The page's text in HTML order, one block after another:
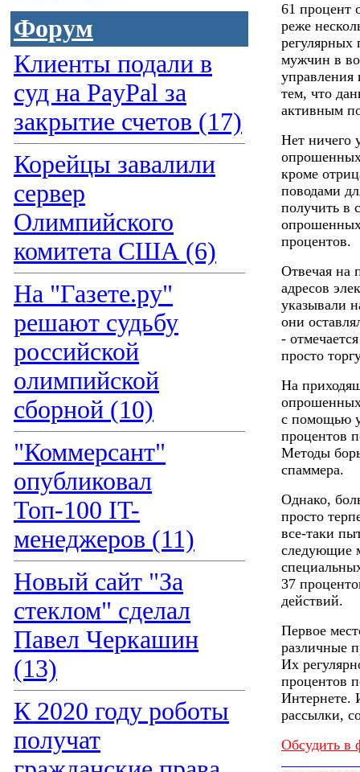
Форум
Клиенты подали в
суд на PayPal за
закрытие счетов (17)
Корейцы завалили
сервер
Олимпийского
комитета США (6)
На "Газете.ру"
решают судьбу
российской
олимпийской
сборной (10)
"Коммерсант"
опубликовал
Топ-100 IT-
менеджеров (11)
Новый сайт "За
стеклом" сделал
Павел Черкашин
(13)
К 2020 году роботы
получат
61 процент
реже
регулярных
мужчин в
управления
тем, что
активным
Нет ничего
кроме
поводами
получить в
процентов.
Отвечая на
адресов
указывали
они
-
просто
На
опрошенных
с помощью
процентов
Методы
спаммера.
Однако,
просто
все-таки
следующие
37
действий.
Первое
различные
Их
процентов
Интернете.
рассылки,
Обсудить в